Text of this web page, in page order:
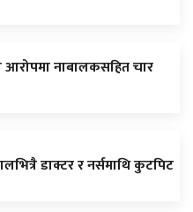
आरोपमा नाबालकसहित चार
डाक्टर र नर्समाथि कुटपिट